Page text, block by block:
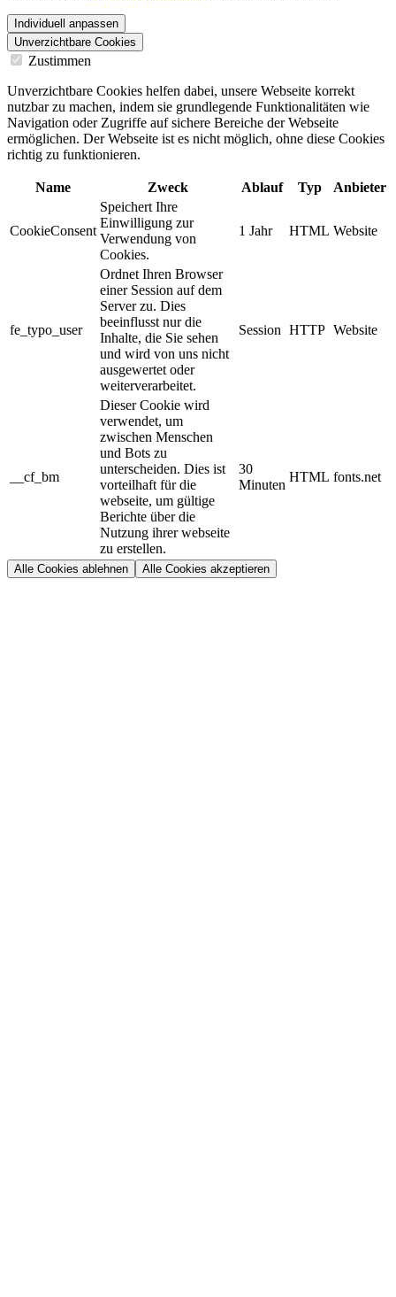
Individuell anpassen
Unverzichtbare Cookies
Zustimmen
Unverzichtbare Cookies helfen dabei, unsere Webseite korrekt
nutzbar zu machen, indem sie grundlegende Funktionalitäten wie
Navigation oder Zugriffe auf sichere Bereiche der Webseite
ermöglichen. Der Webseite ist es nicht möglich, ohne diese Cookies
richtig zu funktionieren.
Name Zweck Ablauf Typ Anbieter
CookieConsent
Speichert Ihre
Einwilligung zur
Verwendung von
Cookies.
1 Jahr HTML Website
fe_typo_user
Ordnet Ihren Browser
einer Session auf dem
Server zu. Dies
beeinflusst nur die
Inhalte, die Sie sehen
und wird von uns nicht
ausgewertet oder
weiterverarbeitet.
Session HTTP Website
__cf_bm
Dieser Cookie wird
verwendet, um
zwischen Menschen
und Bots zu
unterscheiden. Dies ist
vorteilhaft für die
webseite, um gültige
Berichte über die
Nutzung ihrer webseite
zu erstellen.
30
Minuten
HTML fonts.net
Alle Cookies ablehnen Alle Cookies akzeptieren